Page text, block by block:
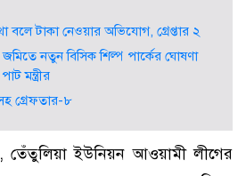
বলে টাকা নেওয়ার অভিযোগ, গ্রেপ্তার ২
নতুন বিসিক শিল্প পার্কের ঘোষণা
মন্ত্রীর
গ্রেফতার-৮
তেঁতুলিয়া ইউনিয়ন আওয়ামী লীগের